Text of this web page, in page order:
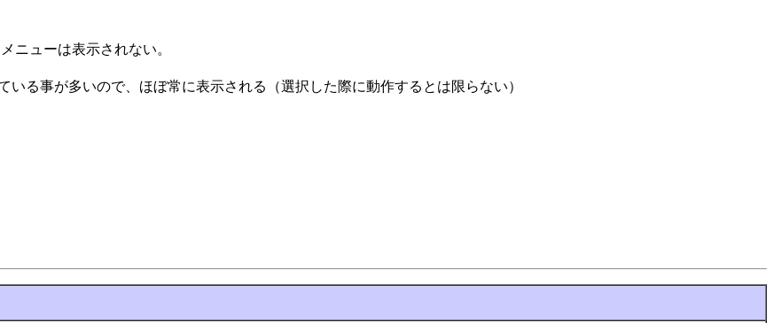
ニューは表示されない。
る事が多いので、ほぼ常に表示される（選択した際に動作するとは限らない）